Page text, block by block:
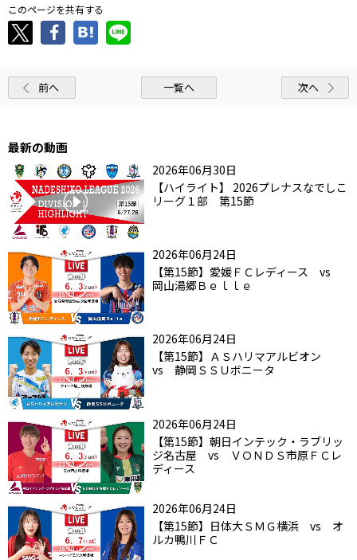
このページを共有する
前へ 一覧へ 次へ
最新の動画
2026年06月30日
【ハイライト】 2026プレナスなでしこ
リーグ１部 第15節
2026年06月24日
【第15節】愛媛ＦＣレディース vs
岡山湯郷Ｂｅｌｌｅ
2026年06月24日
【第15節】ＡＳハリマアルビオン
vs 静岡ＳＳＵボニータ
2026年06月24日
【第15節】朝日インテック・ラブリッ
ジ名古屋 vs ＶＯＮＤＳ市原ＦＣレ
ディース
2026年06月24日
【第15節】日体大ＳＭＧ横浜 vs オ
ルカ鴨川ＦＣ